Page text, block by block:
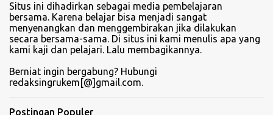
Situs ini dihadirkan sebagai media pembelajaran
bersama. Karena belajar bisa menjadi sangat
menyenangkan dan menggembirakan jika dilakukan
secara bersama-sama. Di situs ini kami menulis apa yang
kami kaji dan pelajari. Lalu membagikannya.
Berniat ingin bergabung? Hubungi
redaksingrukem[@]gmail.com.
Postingan Populer